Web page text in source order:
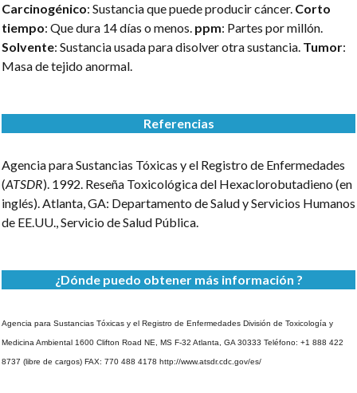
Carcinogénico: Sustancia que puede producir cáncer. Corto
tiempo: Que dura 14 días o menos. ppm: Partes por millón.
Solvente: Sustancia usada para disolver otra sustancia. Tumor:
Masa de tejido anormal.
Referencias
Agencia para Sustancias Tóxicas y el Registro de Enfermedades
(ATSDR). 1992. Reseña Toxicológica del Hexaclorobutadieno (en
inglés). Atlanta, GA: Departamento de Salud y Servicios Humanos
de EE.UU., Servicio de Salud Pública.
¿Dónde puedo obtener más información ?
Agencia para Sustancias Tóxicas y el Registro de Enfermedades División de Toxicología y
Medicina Ambiental 1600 Clifton Road NE, MS F-32 Atlanta, GA 30333 Teléfono: +1 888 422
8737 (libre de cargos) FAX: 770 488 4178 http://www.atsdr.cdc.gov/es/